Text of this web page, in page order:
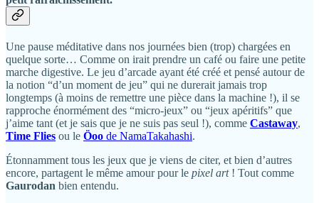
Une pause méditative dans nos journées bien (trop) chargées en
quelque sorte… Comme on irait prendre un café ou faire une petite
marche digestive. Le jeu d’arcade ayant été créé et pensé autour de
la notion “d’un moment de jeu” qui ne durerait jamais trop
longtemps (à moins de remettre une pièce dans la machine !), il se
rapproche énormément des “micro-jeux” ou “jeux apéritifs” que
j’aime tant (et je sais que je ne suis pas seul !), comme Castaway,
Time Flies ou le Öoo de NamaTakahashi.
Étonnamment tous les jeux que je viens de citer, et bien d’autres
encore, partagent le même amour pour le pixel art! Tout comme
Gaurodan bien entendu.